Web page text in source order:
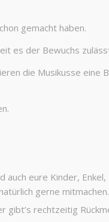
gemacht haben.
es der Bewuchs
die Musikusse eine
eure Kinder,
gerne mitmachen.
gibt’s rechtzeitig